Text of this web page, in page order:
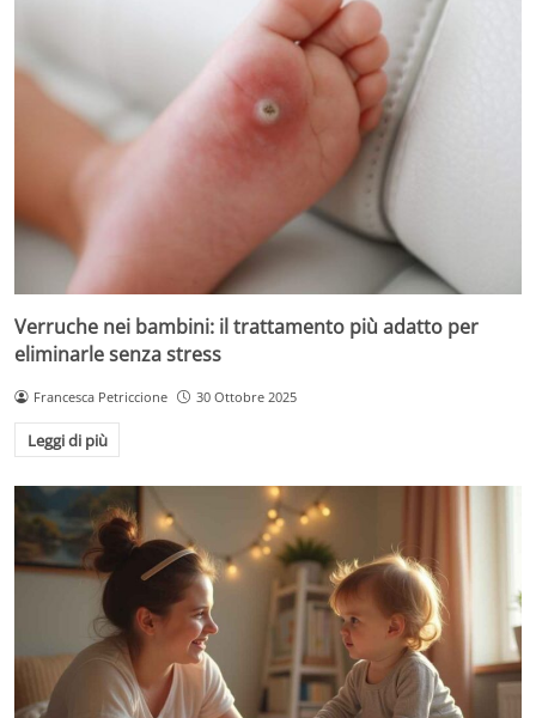
Verruche nei bambini: il trattamento più adatto per
eliminarle senza stress
Francesca Petriccione 30 Ottobre 2025
Leggi di più